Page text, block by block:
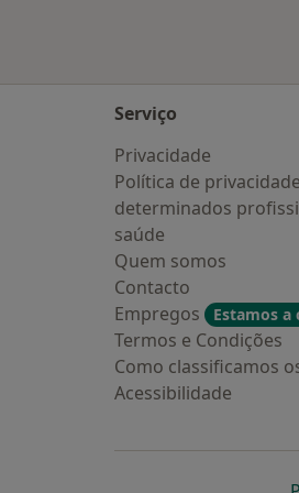
Serviço
Privacidade
Política de
determinados
saúde
Quem somos
Contacto
Empregos
Estamos
Termos e Condições
Como classificamos
Acessibilidade